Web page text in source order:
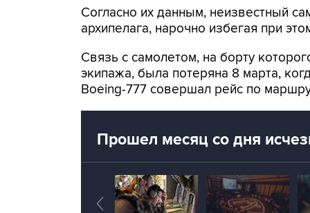
Согласно их данным, неизвестный
архипелага, нарочно избегая при
Связь с самолетом, на борту
экипажа, была потеряна 8 марта,
Boeing-777 совершал рейс по
Прошел месяц со дня